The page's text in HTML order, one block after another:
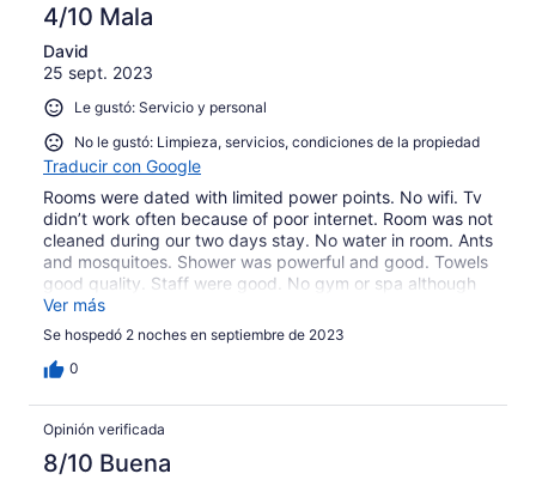
4/10 Mala
David
25 sept. 2023
Le gustó: Servicio y personal
No le gustó: Limpieza, servicios, condiciones de la propiedad
Traducir con Google
Rooms were dated with limited power points. No wifi. Tv
didn’t work often because of poor internet. Room was not
cleaned during our two days stay. No water in room. Ants
and mosquitoes. Shower was powerful and good. Towels
good quality. Staff were good. No gym or spa although
advertised. No bar
Ver más
Se hospedó 2 noches en septiembre de 2023
0
Opinión verificada
8/10 Buena